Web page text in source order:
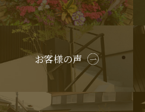
お客様の声